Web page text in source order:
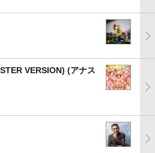
VERSION) (アナス